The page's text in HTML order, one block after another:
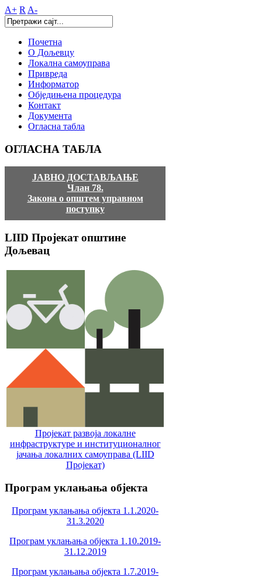
A+ R A-
Почетна
О Дољевцу
Локална самоуправа
Привреда
Информатор
Обједињена процедура
Контакт
Документа
Огласна табла
ОГЛАСНА ТАБЛА
ЈАВНО ДОСТАВЉАЊЕ
Члан 78.
Закона о општем управном
поступку
LIID Пројекат општине
Дољевац
Пројекат развоја локалне
инфраструктуре и институционалног
јачања локалних самоуправa (LIID
Пројекат)
Програм уклањања објекта
Програм уклањања објекта 1.1.2020-
31.3.2020
Програм уклањања објекта 1.10.2019-
31.12.2019
Програм уклањања објекта 1.7.2019-